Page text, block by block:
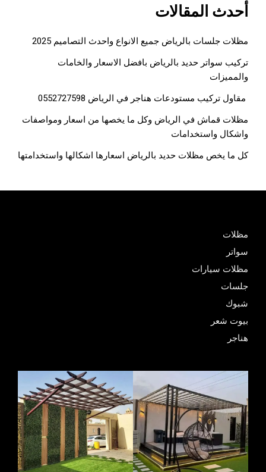
أحدث المقالات
مظلات جلسات بالرياض جميع الانواع واحدث التصاميم 2025
تركيب سواتر حديد بالرياض بافضل الاسعار والخامات
والمميزات
مقاول تركيب مستودعات هناجر في الرياض 0552727598
مظلات قماش في الرياض وكل ما يخصها من اسعار ومواصفات
واشكال واستخدامات
كل ما يخص مظلات حديد بالرياض اسعارها اشكالها واستخدامتها
مظلات
سواتر
مظلات سيارات
جلسات
شبوك
بيوت شعر
هناجر